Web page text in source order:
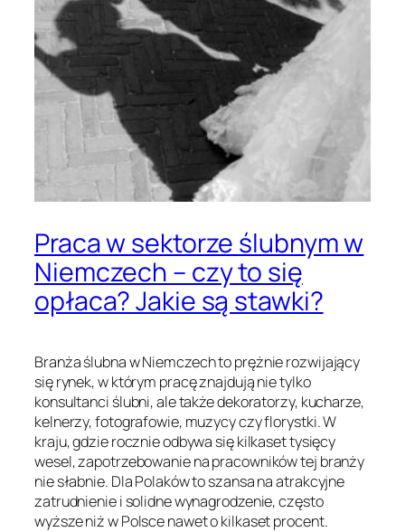
Praca w sektorze ślubnym w
Niemczech – czy to się
opłaca? Jakie są stawki?
Branża ślubna w Niemczech to prężnie rozwijający
się rynek, w którym pracę znajdują nie tylko
konsultanci ślubni, ale także dekoratorzy, kucharze,
kelnerzy, fotografowie, muzycy czy florystki. W
kraju, gdzie rocznie odbywa się kilkaset tysięcy
wesel, zapotrzebowanie na pracowników tej branży
nie słabnie. Dla Polaków to szansa na atrakcyjne
zatrudnienie i solidne wynagrodzenie, często
wyższe niż w Polsce nawet o kilkaset procent.